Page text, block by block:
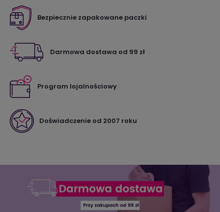
Bezpiecznie zapakowane paczki
Darmowa dostawa od 99 zł
Program lojalnościowy
Doświadczenie od 2007 roku